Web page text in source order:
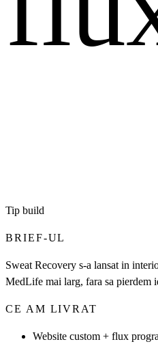
Tip build
BRIEF-UL
Sweat Recovery s-a lansat in
MedLife mai larg, fara sa pierdem
CE AM LIVRAT
Website custom + flux